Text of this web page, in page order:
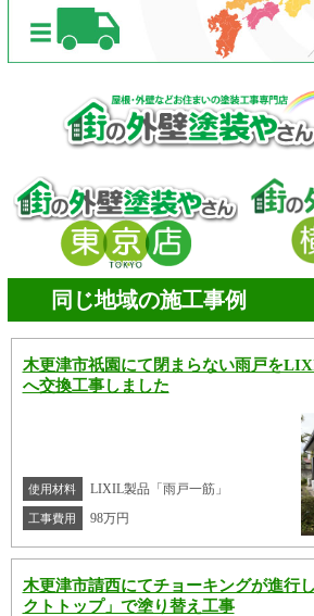
同じ地域の施工事例
木更津市祇園にて閉まらない雨戸を
へ交換工事しました
使用材料 LIXIL製品「雨戸一筋」
工事費用 98万円
木更津市請西にてチョーキングが進行
クトトップ」で塗り替え工事